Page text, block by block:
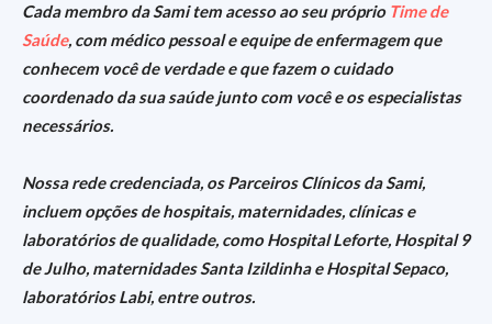
Cada membro da Sami tem acesso ao seu próprio Time de
Saúde, com médico pessoal e equipe de enfermagem que
conhecem você de verdade e que fazem o cuidado
coordenado da sua saúde junto com você e os especialistas
necessários.
Nossa rede credenciada, os Parceiros Clínicos da Sami,
incluem opções de hospitais, maternidades, clínicas e
laboratórios de qualidade, como Hospital Leforte, Hospital 9
de Julho, maternidades Santa Izildinha e Hospital Sepaco,
laboratórios Labi, entre outros.